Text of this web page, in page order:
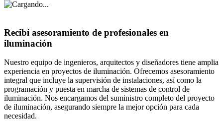
Recibí asesoramiento de profesionales en
iluminación
Nuestro equipo de ingenieros, arquitectos y diseñadores tiene amplia
experiencia en proyectos de iluminación. Ofrecemos asesoramiento
integral que incluye la supervisión de instalaciones, así como la
programación y puesta en marcha de sistemas de control de
iluminación. Nos encargamos del suministro completo del proyecto
de iluminación, asegurando siempre la mejor opción para cada
necesidad.